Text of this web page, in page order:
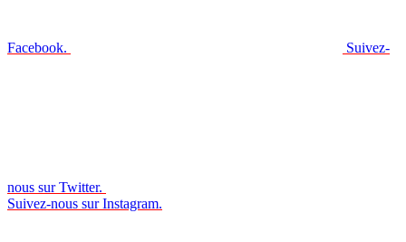
Facebook. Suivez-
nous sur Twitter.
Suivez-nous sur Instagram.